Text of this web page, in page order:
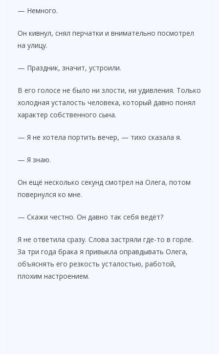
— Немного.
Он кивнул, снял перчатки и внимательно посмотрел
на улицу.
— Праздник, значит, устроили.
В его голосе не было ни злости, ни удивления. Только
холодная усталость человека, который давно понял
характер собственного сына.
— Я не хотела портить вечер, — тихо сказала я.
— Я знаю.
Он ещё несколько секунд смотрел на Олега, потом
повернулся ко мне.
— Скажи честно. Он давно так себя ведёт?
Я не ответила сразу. Слова застряли где-то в горле.
За три года брака я привыкла оправдывать Олега,
объяснять его резкость усталостью, работой,
плохим настроением.